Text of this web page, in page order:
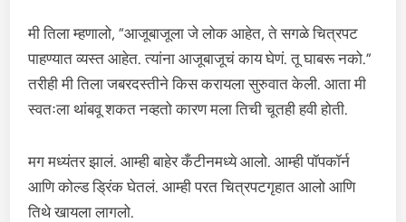
मी तिला म्हणालो, “आजूबाजूला जे लोक आहेत, ते सगळे चित्रपट
पाहण्यात व्यस्त आहेत. त्यांना आजूबाजूचं काय घेणं. तू घाबरू नको.”
तरीही मी तिला जबरदस्तीने किस करायला सुरुवात केली. आता मी
स्वतःला थांबवू शकत नव्हतो कारण मला तिची चूतही हवी होती.
मग मध्यंतर झालं. आम्ही बाहेर कँटीनमध्ये आलो. आम्ही पॉपकॉर्न
आणि कोल्ड ड्रिंक घेतलं. आम्ही परत चित्रपटगृहात आलो आणि
तिथे खायला लागलो.